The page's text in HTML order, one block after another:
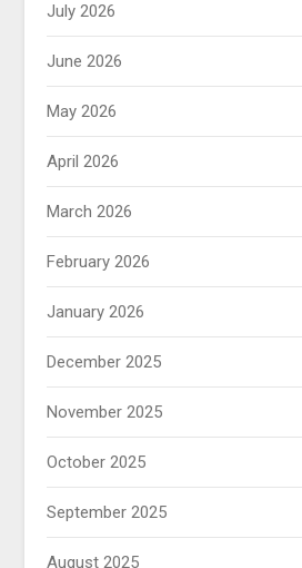
July 2026
June 2026
May 2026
April 2026
March 2026
February 2026
January 2026
December 2025
November 2025
October 2025
September 2025
August 2025